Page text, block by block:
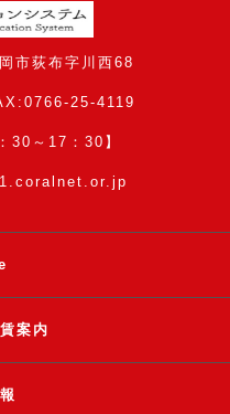
市荻布字川西68
25-4119
30～17：30】
案内